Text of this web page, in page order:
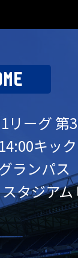
リーグ 第
キッ
ランパス
タジアム